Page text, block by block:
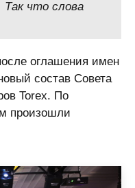
Так что слова
оглашения имен
состав Совета
Torex. По
произошли